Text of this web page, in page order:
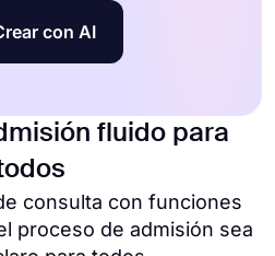
con AI
fluido para
consulta con funciones
proceso de admisión sea